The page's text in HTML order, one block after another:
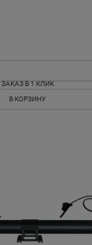
ЗАКАЗ В 1 КЛИК
В КОРЗИНУ